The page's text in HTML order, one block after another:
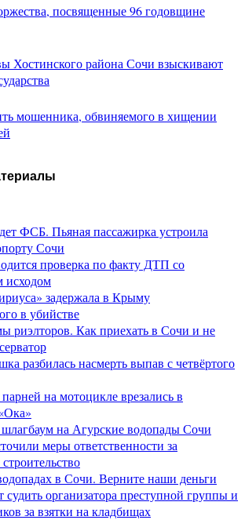
посвященные 96 годовщине
Хостинского района Сочи взыскивают
мошенника, обвиняемого в хищении
ФСБ. Пьяная пассажирка устроила
Сочи
проверка по факту ДТП со
исходом
задержала в Крыму
в убийстве
риэлторов. Как приехать в Сочи и не
разбилась насмерть выпав с четвёртого
на мотоцикле врезались в
на Агурские водопады Сочи
меры ответственности за
в Сочи. Верните наши деньги
организатора преступной группы и
за взятки на кладбищах